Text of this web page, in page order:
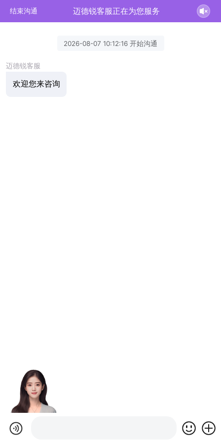
结束沟通 迈德锐客服正在为您服务
2026-08-07 10:12:16 开始沟通
迈德锐客服
欢迎您来咨询